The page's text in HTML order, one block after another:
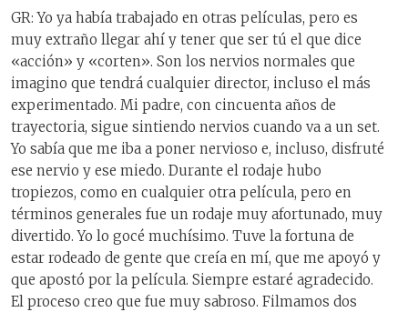
GR: Yo ya había trabajado en otras películas, pero es
muy extraño llegar ahí y tener que ser tú el que dice
«acción» y «corten». Son los nervios normales que
imagino que tendrá cualquier director, incluso el más
experimentado. Mi padre, con cincuenta años de
trayectoria, sigue sintiendo nervios cuando va a un set.
Yo sabía que me iba a poner nervioso e, incluso, disfruté
ese nervio y ese miedo. Durante el rodaje hubo
tropiezos, como en cualquier otra película, pero en
términos generales fue un rodaje muy afortunado, muy
divertido. Yo lo gocé muchísimo. Tuve la fortuna de
estar rodeado de gente que creía en mí, que me apoyó y
que apostó por la película. Siempre estaré agradecido.
El proceso creo que fue muy sabroso. Filmamos dos